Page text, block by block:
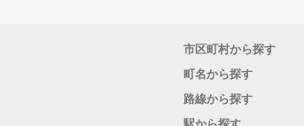
市区町村から探す
町名から探す
路線から探す